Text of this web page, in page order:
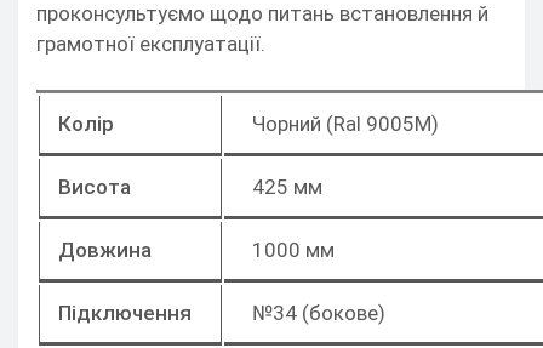
проконсультуємо щодо питань встановлення й
грамотної експлуатації.
Колір Чорний (Ral 9005M)
Висота 425 мм
Довжина 1000 мм
Підключення №34 (бокове)